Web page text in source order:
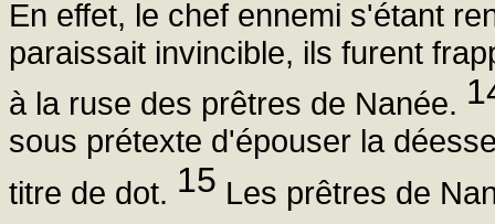
En effet, le chef ennemi s'étant
paraissait invincible, ils furent
à la ruse des prêtres de Nanée.
sous prétexte d'épouser la
titre de dot. 15 Les prêtres de